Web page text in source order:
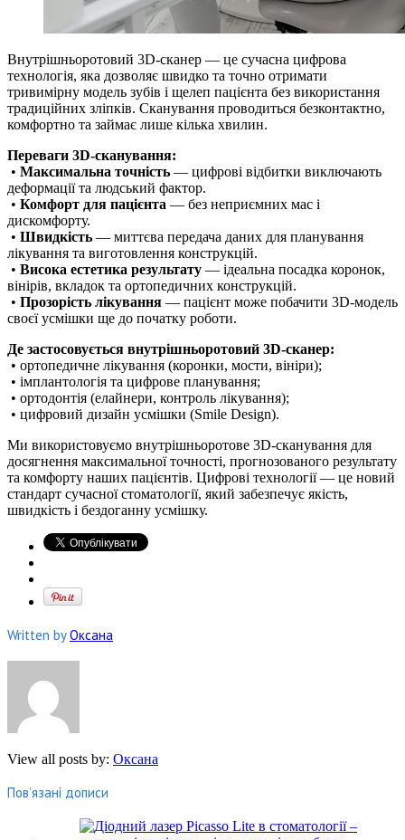
Внутрішньоротовий 3D-сканер — це сучасна цифрова
технологія, яка дозволяє швидко та точно отримати
тривимірну модель зубів і щелеп пацієнта без використання
традиційних зліпків. Сканування проводиться безконтактно,
комфортно та займає лише кілька хвилин.
Переваги 3D-сканування:
• Максимальна точність — цифрові відбитки виключають
деформації та людський фактор.
• Комфорт для пацієнта — без неприємних мас і
дискомфорту.
• Швидкість — миттєва передача даних для планування
лікування та виготовлення конструкцій.
• Висока естетика результату — ідеальна посадка коронок,
вінірів, вкладок та ортопедичних конструкцій.
• Прозорість лікування — пацієнт може побачити 3D-модель
своєї усмішки ще до початку роботи.
Де застосовується внутрішньоротовий 3D-сканер:
• ортопедичне лікування (коронки, мости, вініри);
• імплантологія та цифрове планування;
• ортодонтія (елайнери, контроль лікування);
• цифровий дизайн усмішки (Smile Design).
Ми використовуємо внутрішньоротове 3D-сканування для
досягнення максимальної точності, прогнозованого результату
та комфорту наших пацієнтів. Цифрові технології — це новий
стандарт сучасної стоматології, який забезпечує якість,
швидкість і бездоганну усмішку.
Written byОксана
View all posts by: Оксана
Пов’язані дописи